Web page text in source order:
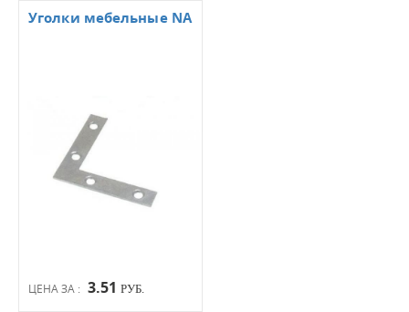
ЦЕНА ЗА : 3.51 РУБ.
Уголки мебельные NA